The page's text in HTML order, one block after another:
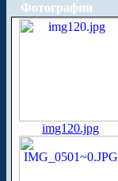
Фотографии
img120.jpg